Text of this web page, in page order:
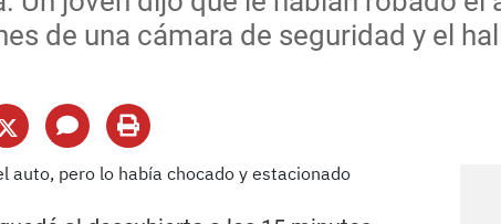
de una cámara de seguridad y el